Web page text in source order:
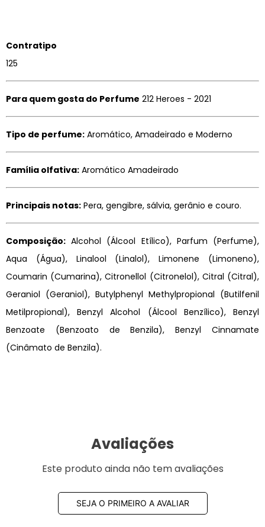
Contratipo
125
Para quem gosta do Perfume 212 Heroes - 2021
Tipo de perfume: Aromático, Amadeirado e Moderno
Família olfativa: Aromático Amadeirado
Principais notas: Pera, gengibre, sálvia, gerânio e couro.
Composição: Alcohol (Álcool Etílico), Parfum (Perfume),
Aqua (Água), Linalool (Linalol), Limonene (Limoneno),
Coumarin (Cumarina), Citronellol (Citronelol), Citral (Citral),
Geraniol (Geraniol), Butylphenyl Methylpropional (Butilfenil
Metilpropional), Benzyl Alcohol (Álcool Benzílico), Benzyl
Benzoate (Benzoato de Benzila), Benzyl Cinnamate
(Cinâmato de Benzila).
Avaliações
Este produto ainda não tem avaliações
SEJA O PRIMEIRO A AVALIAR